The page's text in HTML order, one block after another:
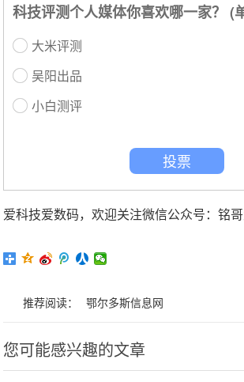
科技评测个人媒体你喜欢哪一家？ (
大米评测
吴阳出品
小白测评
投票
爱科技爱数码，欢迎关注微信公众号：铭哥
推荐阅读： 鄂尔多斯信息网
您可能感兴趣的文章